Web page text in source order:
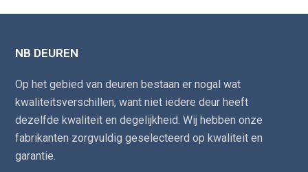
NB DEUREN
Op het gebied van deuren bestaan er nogal wat
kwaliteitsverschillen, want niet iedere deur heeft
dezelfde kwaliteit en degelijkheid. Wij hebben onze
fabrikanten zorgvuldig geselecteerd op kwaliteit en
garantie.